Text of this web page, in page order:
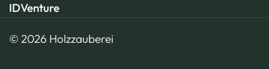
IDVenture
© 2026 Holzzauberei